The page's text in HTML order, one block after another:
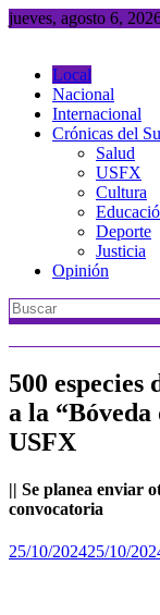
Saltar
jueves, agosto 6,
Local
Nacional
Internacional
Crónicas del
Salud
USFX
Cultura
Deporte
Justicia
Opinión
500
a la
USFX
|| Se planea enviar
convocatoria
25/10/202425/10/